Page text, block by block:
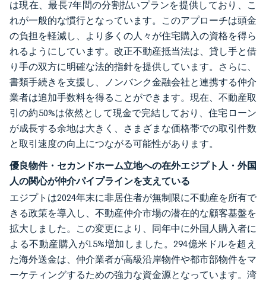
は現在、最長7年間の分割払いプランを提供しており、こ
れが一般的な慣行となっています。このアプローチは頭金
の負担を軽減し、より多くの人々が住宅購入の資格を得ら
れるようにしています。改正不動産抵当法は、貸し手と借
り手の双方に明確な法的指針を提供しています。さらに、
書類手続きを支援し、ノンバンク金融会社と連携する仲介
業者は追加手数料を得ることができます。現在、不動産取
引の約50%は依然として現金で完結しており、住宅ローン
が成長する余地は大きく、さまざまな価格帯での取引件数
と取引速度の向上につながる可能性があります。
優良物件・セカンドホーム立地への在外エジプト人・外国
人の関心が仲介パイプラインを支えている
エジプトは2024年末に非居住者が無制限に不動産を所有で
きる政策を導入し、不動産仲介市場の潜在的な顧客基盤を
拡大しました。この変更により、同年中に外国人購入者に
よる不動産購入が15%増加しました。294億米ドルを超え
た海外送金は、仲介業者が高級沿岸物件や都市部物件をマ
ーケティングするための強力な資金源となっています。湾